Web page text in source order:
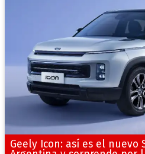
Geely Icon: así es el nuevo